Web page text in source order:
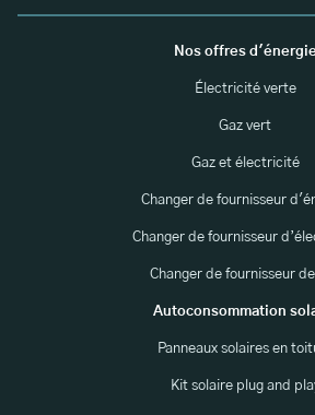
Nos offres
Électricité verte
Gaz vert
Gaz et électricité
Changer de fournisseur
Changer de fournisseur
Changer de fournisseur
Autoconsommation
Panneaux solaires en
Kit solaire plug and